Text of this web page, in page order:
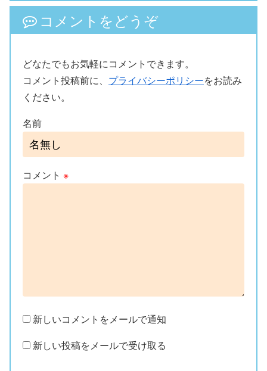
コメントをどうぞ
どなたでもお気軽にコメントできます。
コメント投稿前に、 プライバシーポリシーをお読み
ください。
名前
コメント ※
新しいコメントをメールで通知
新しい投稿をメールで受け取る